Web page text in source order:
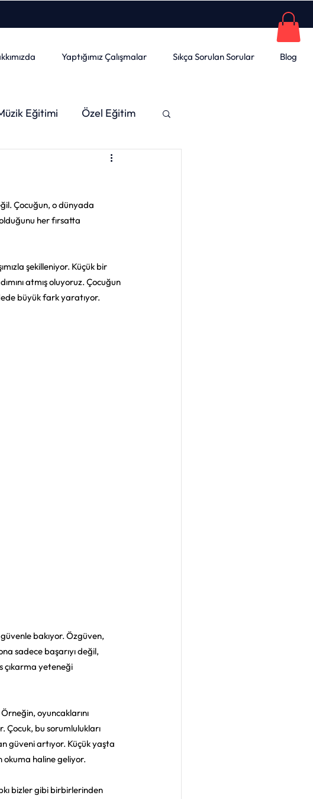
Yaptığımız Çalışmalar Sıkça Sorulan Sorular Blog
Eğitimi Özel Eğitim
Teknoloji
Çocuğun, o dünyada
her fırsatta
şekilleniyor. Küçük bir
atmış oluyoruz. Çocuğun
büyük fark yaratıyor.
bakıyor. Özgüven,
sadece başarıyı değil,
çıkarma yeteneği
oyuncaklarını
Çocuk, bu sorumlulukları
güveni artıyor. Küçük yaşta
haline geliyor.
bizler gibi birbirlerinden